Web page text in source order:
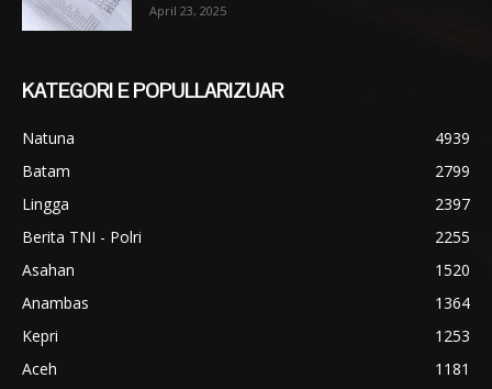
April 23, 2025
KATEGORI E POPULLARIZUAR
Natuna
4939
Batam
2799
Lingga
2397
Berita TNI - Polri
2255
Asahan
1520
Anambas
1364
Kepri
1253
Aceh
1181